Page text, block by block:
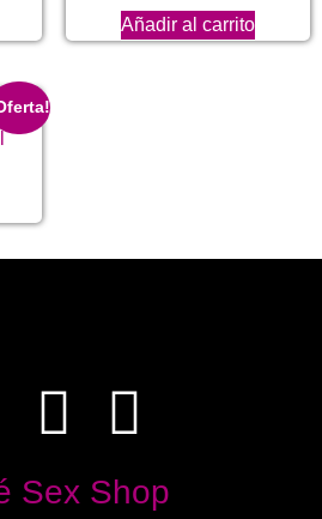
Añadir al carrito
Sex Shop